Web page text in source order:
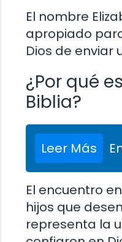
El nombre
apropiado
Dios de enviar
¿Por qué
Biblia?
Leer Más
El encuentro
hijos que
representa la